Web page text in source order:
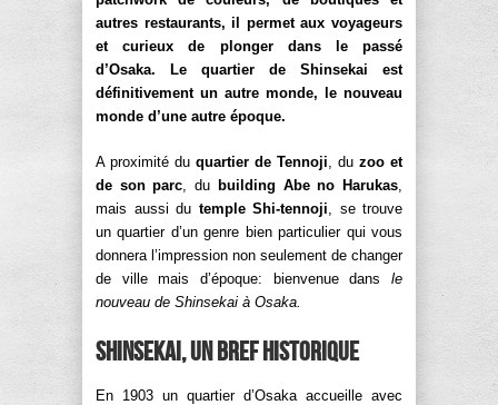
autres restaurants, il permet aux voyageurs
et curieux de plonger dans le passé
d’Osaka. Le quartier de Shinsekai est
définitivement un autre monde, le nouveau
monde d’une autre époque.
A proximité du quartier de Tennoji, du zoo et
de son parc, du building Abe no Harukas,
mais aussi du temple Shi-tennoji, se trouve
un quartier d’un genre bien particulier qui vous
donnera l’impression non seulement de changer
de ville mais d’époque: bienvenue dans le
nouveau de Shinsekai à Osaka.
Shinsekai, un bref historique
En 1903 un quartier d’Osaka accueille avec